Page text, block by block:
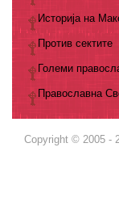
Историја на
Против сектите
Големи
Православна
Copyright © 2005 -